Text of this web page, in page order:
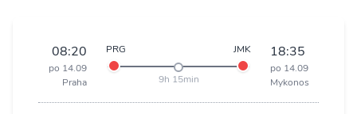
08:20
po 14.09
Praha
PRG JMK
9h 15min
18:35
po 14.09
Mykonos